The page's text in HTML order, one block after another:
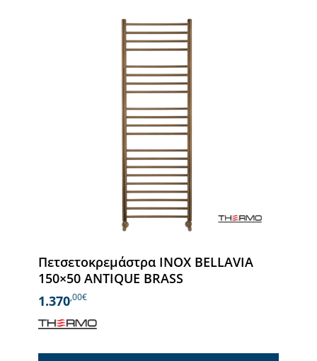
Πετσετοκρεμάστρα INOX BELLAVIA
150×50 ANTIQUE BRASS
1.370,00€